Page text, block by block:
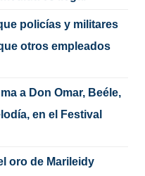
policías y militares
otros empleados
a Don Omar, Beéle,
en el Festival
oro de Marileidy